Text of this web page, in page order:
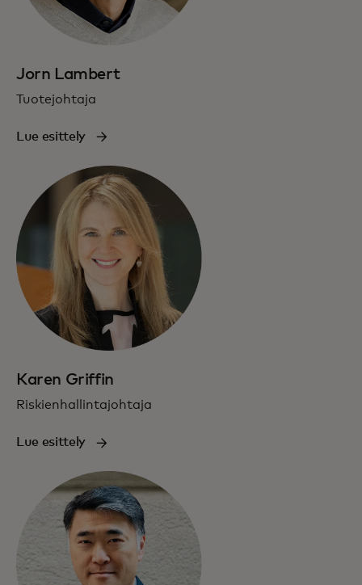
Jorn Lambert
Tuotejohtaja
Lue esittely
Karen Griffin
Riskienhallintajohtaja
Lue esittely